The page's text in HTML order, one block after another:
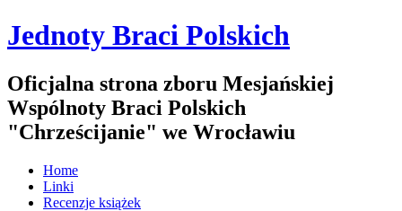
Jednoty Braci Polskich
Oficjalna strona zboru Mesjańskiej
Wspólnoty Braci Polskich
"Chrześcijanie" we Wrocławiu
Home
Linki
Recenzje książek